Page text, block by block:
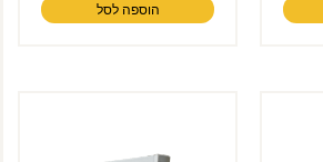
הוספה לסל